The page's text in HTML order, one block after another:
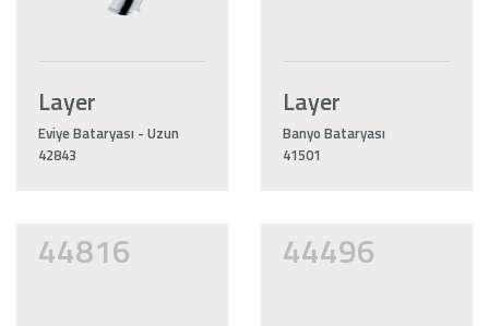
Layer
Eviye Bataryası - Uzun
42843
Layer
Banyo Bataryası
41501
44816 44496